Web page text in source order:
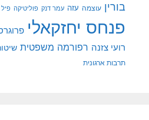
בורין עוצמה עזה עמר דנק פוליטיקה
פנחס יחזקאלי
רועי צזנה רפורמה משפטית
תרבות ארגונית